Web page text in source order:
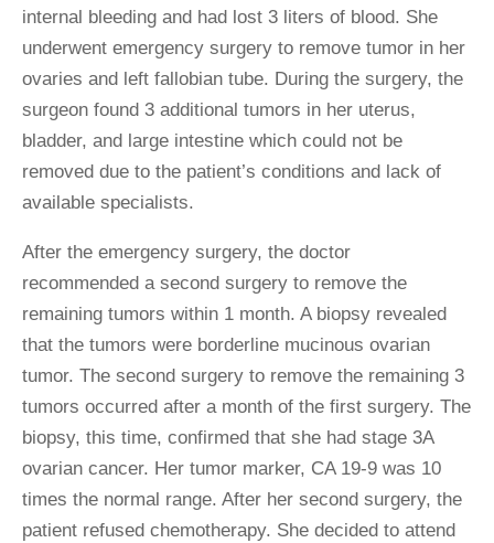
internal bleeding and had lost 3 liters of blood. She
underwent emergency surgery to remove tumor in her
ovaries and left fallobian tube. During the surgery, the
surgeon found 3 additional tumors in her uterus,
bladder, and large intestine which could not be
removed due to the patient’s conditions and lack of
available specialists.
After the emergency surgery, the doctor
recommended a second surgery to remove the
remaining tumors within 1 month. A biopsy revealed
that the tumors were borderline mucinous ovarian
tumor. The second surgery to remove the remaining 3
tumors occurred after a month of the first surgery. The
biopsy, this time, confirmed that she had stage 3A
ovarian cancer. Her tumor marker, CA 19-9 was 10
times the normal range. After her second surgery, the
patient refused chemotherapy. She decided to attend